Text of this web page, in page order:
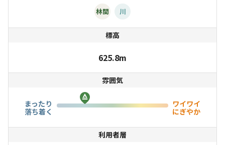
かずの自然が豊富に存在します。これらは子どもたちに触
れさせたい貴重な自然です。
「泉たんけんツアー」では、手つかずの自然の中をセラビ
ンに包まれ、パワースポットである女神の岩に触れ、「自
然の一部になる」体験をお楽しみください。
場内の水道はすべて豊富に湧き出るセラビの泉の水を使用
しています。おいしいミネラルウォーターで、ご飯や料
林間 川
標高
625.8m
雰囲気
まったり
落ち着く
ワイワイ
にぎやか
利用者層